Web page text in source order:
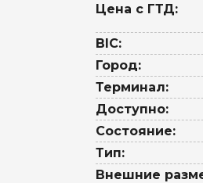
Цена с ГТД:
BIC:
Город:
Терминал:
Доступно:
Состояние:
Тип:
Внешние